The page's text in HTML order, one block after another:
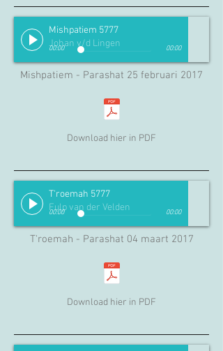
Mishpatiem 5777
Johan v/d Lingen
00:00 00:00
Mishpatiem - Parashat 25 februari 2017
Download hier in PDF
T'roemah 5777
Fulp van der Velden
00:00 00:00
T'roemah - Parashat 04 maart 2017
Download hier in PDF